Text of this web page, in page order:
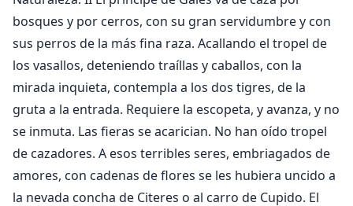
bosques y por cerros, con su gran servidumbre y con
sus perros de la más fina raza. Acallando el tropel de
los vasallos, deteniendo traíllas y caballos, con la
mirada inquieta, contempla a los dos tigres, de la
gruta a la entrada. Requiere la escopeta, y avanza, y no
se inmuta. Las fieras se acarician. No han oído tropel
de cazadores. A esos terribles seres, embriagados de
amores, con cadenas de flores se les hubiera uncido a
la nevada concha de Citeres o al carro de Cupido. El